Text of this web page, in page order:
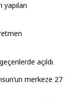
yapılan
açıldı.
merkeze 27